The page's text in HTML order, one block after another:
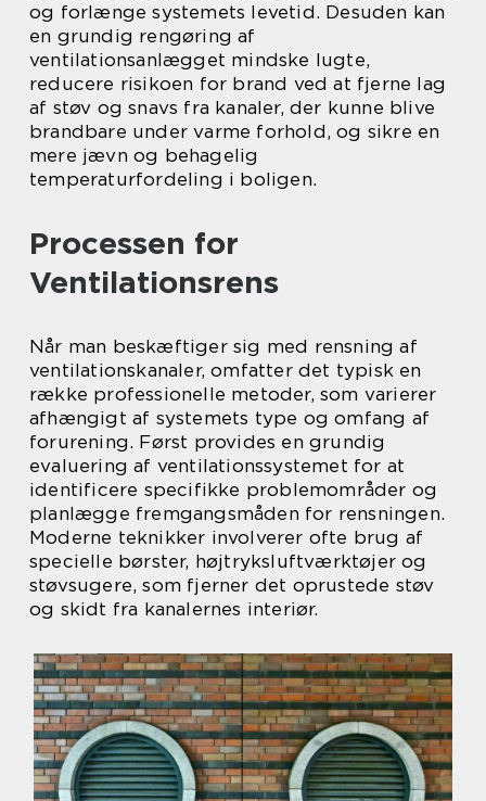
og forlænge systemets levetid. Desuden kan
en grundig rengøring af
ventilationsanlægget mindske lugte,
reducere risikoen for brand ved at fjerne lag
af støv og snavs fra kanaler, der kunne blive
brandbare under varme forhold, og sikre en
mere jævn og behagelig
temperaturfordeling i boligen.
Processen for
Ventilationsrens
Når man beskæftiger sig med rensning af
ventilationskanaler, omfatter det typisk en
række professionelle metoder, som varierer
afhængigt af systemets type og omfang af
forurening. Først provides en grundig
evaluering af ventilationssystemet for at
identificere specifikke problemområder og
planlægge fremgangsmåden for rensningen.
Moderne teknikker involverer ofte brug af
specielle børster, højtryksluftværktøjer og
støvsugere, som fjerner det oprustede støv
og skidt fra kanalernes interiør.